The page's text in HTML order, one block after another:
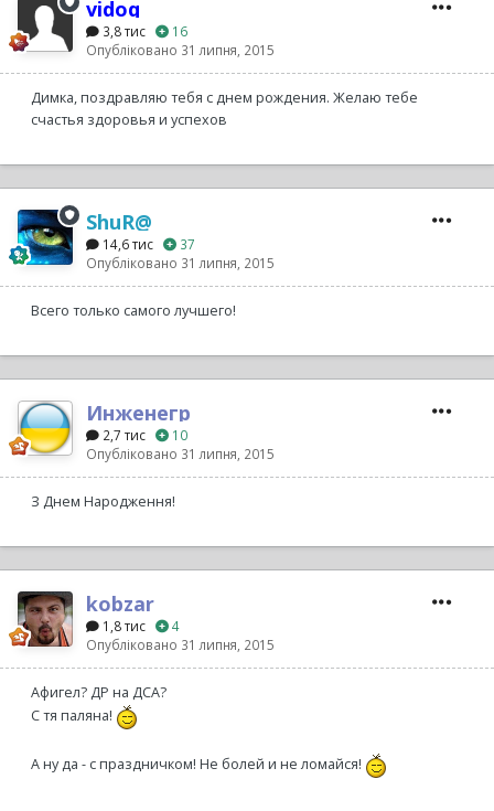
vidoq
3,8 тис
16
Опубліковано 31 липня, 2015
Димка, поздравляю тебя с днем рождения. Желаю тебе
счастья здоровья и успехов
ShuR@
14,6 тис
37
Опубліковано 31 липня, 2015
Всего только самого лучшего!
Инженегр
2,7 тис
10
Опубліковано 31 липня, 2015
З Днем Народження!
kobzar
1,8 тис
4
Опубліковано 31 липня, 2015
Афигел? ДР на ДСА?
С тя паляна!
А ну да - с праздничком! Не болей и не ломайся!